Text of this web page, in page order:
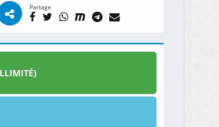
Partage